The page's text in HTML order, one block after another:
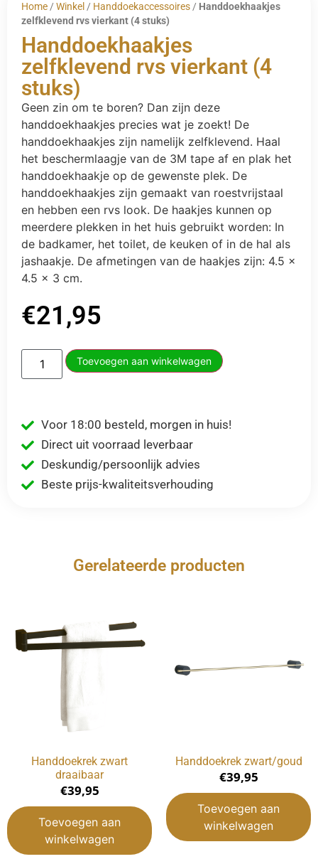
Home / Winkel / Handdoekaccessoires / Handdoekhaakjes
zelfklevend rvs vierkant (4 stuks)
Handdoekhaakjes
zelfklevend rvs vierkant (4
stuks)
Geen zin om te boren? Dan zijn deze
handdoekhaakjes precies wat je zoekt! De
handdoekhaakjes zijn namelijk zelfklevend. Haal
het beschermlaagje van de 3M tape af en plak het
handdoekhaakje op de gewenste plek. De
handdoekhaakjes zijn gemaakt van roestvrijstaal
en hebben een rvs look. De haakjes kunnen op
meerdere plekken in het huis gebruikt worden: In
de badkamer, het toilet, de keuken of in de hal als
jashaakje. De afmetingen van de haakjes zijn: 4.5 x
4.5 x 3 cm.
€21,95
Toevoegen aan winkelwagen
Voor 18:00 besteld, morgen in huis!
Direct uit voorraad leverbaar
Deskundig/persoonlijk advies
Beste prijs-kwaliteitsverhouding
Gerelateerde producten
Handdoekrek zwart
draaibaar
€39,95
Toevoegen aan
winkelwagen
Handdoekrek zwart/goud
€39,95
Toevoegen aan
winkelwagen